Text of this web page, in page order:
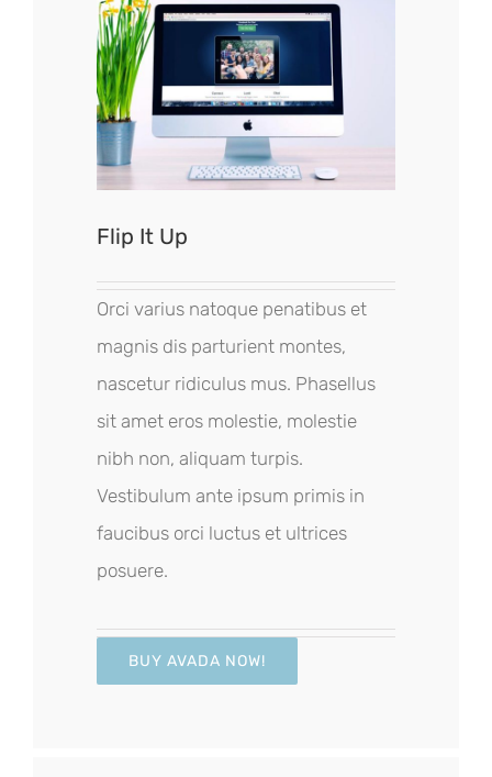
Flip It Up
Orci varius natoque penatibus et
magnis dis parturient montes,
nascetur ridiculus mus. Phasellus
sit amet eros molestie, molestie
nibh non, aliquam turpis.
Vestibulum ante ipsum primis in
faucibus orci luctus et ultrices
posuere.
BUY AVADA NOW!